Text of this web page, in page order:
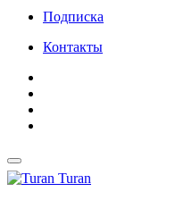
Подписка
Контакты
Turan